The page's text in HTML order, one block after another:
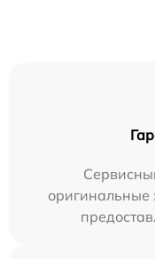
оригинальные